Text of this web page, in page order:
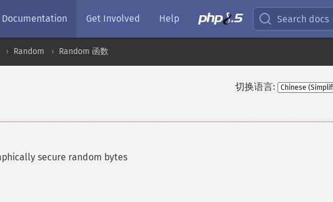
Documentation Get Involved Help Search docs
Random Random 函数
切换语言:
secure random bytes